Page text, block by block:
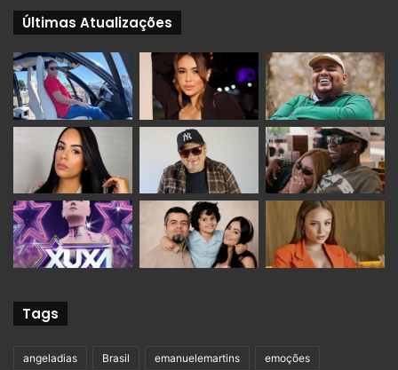
Últimas Atualizações
Tags
angeladias Brasil emanuelemartins emoções